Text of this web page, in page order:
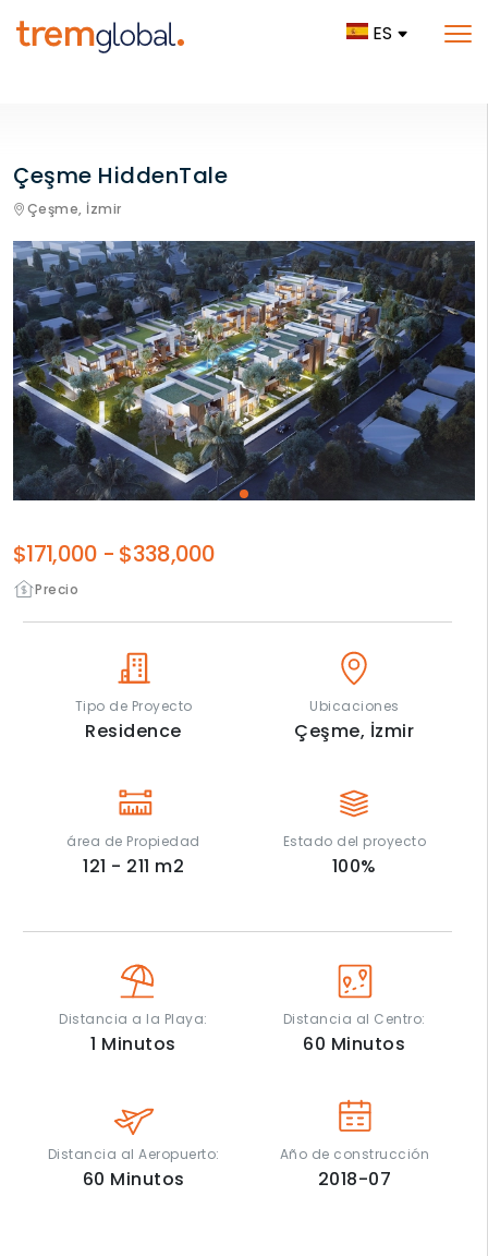
ES
Çeşme HiddenTale
Çeşme, İzmir
Precio
$171,000 - $338,000
Tipo de Proyecto
Residence
Ubicaciones
Çeşme, İzmir
área de Propiedad
121 - 211 m2
Estado del proyecto
100%
Distancia a la Playa:
1 Minutos
Distancia al Centro:
60 Minutos
Distancia al Aeropuerto:
60 Minutos
Año de construcción
2018-07